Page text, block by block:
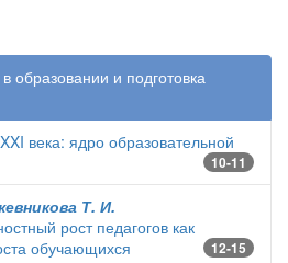
и подготовка
века: ядро образовательной
10-11
Т. И.
рост педагогов как
обучающихся
12-15